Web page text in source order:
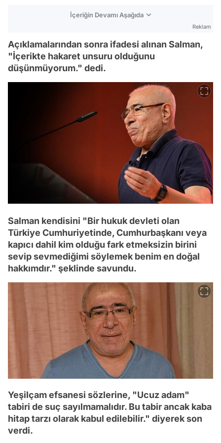
İçeriğin Devamı Aşağıda
Reklam
Açıklamalarından sonra ifadesi alınan Salman,
"İçerikte hakaret unsuru olduğunu
düşünmüyorum." dedi.
Salman kendisini "Bir hukuk devleti olan
Türkiye Cumhuriyetinde, Cumhurbaşkanı veya
kapıcı dahil kim olduğu fark etmeksizin birini
sevip sevmediğimi söylemek benim en doğal
hakkımdır." şeklinde savundu.
Yeşilçam efsanesi sözlerine, "Ucuz adam"
tabiri de suç sayılmamalıdır. Bu tabir ancak kaba
hitap tarzı olarak kabul edilebilir." diyerek son
verdi.